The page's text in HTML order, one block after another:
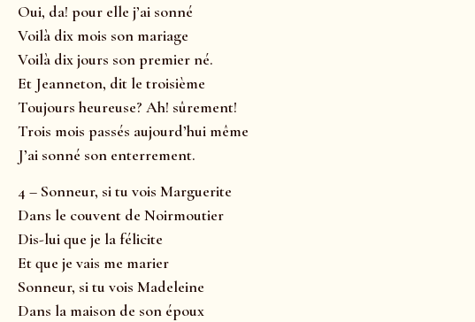
Oui, da! pour elle j’ai sonné
Voilà dix mois son mariage
Voilà dix jours son premier né.
Et Jeanneton, dit le troisième
Toujours heureuse? Ah! sûrement!
Trois mois passés aujourd’hui même
J’ai sonné son enterrement.
4 – Sonneur, si tu vois Marguerite
Dans le couvent de Noirmoutier
Dis-lui que je la félicite
Et que je vais me marier
Sonneur, si tu vois Madeleine
Dans la maison de son époux